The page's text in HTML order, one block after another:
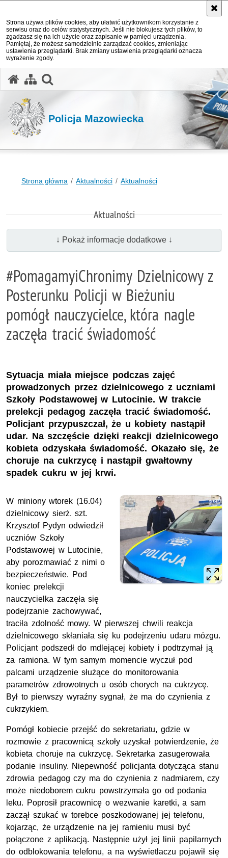
Strona używa plików cookies, aby ułatwić użytkownikom korzystanie z
serwisu oraz do celów statystycznych. Jeśli nie blokujesz tych plików, to
zgadzasz się na ich użycie oraz zapisanie w pamięci urządzenia.
Pamiętaj, że możesz samodzielnie zarządzać cookies, zmieniając
ustawienia przeglądarki. Brak zmiany ustawienia przeglądarki oznacza
wyrażenie zgody.
Policja Mazowiecka
Strona główna Aktualności Aktualności
Aktualności
↓ Pokaż informacje dodatkowe ↓
#PomagamyiChronimy Dzielnicowy z
Posterunku Policji w Bieżuniu
pomógł nauczycielce, która nagle
zaczęła tracić świadomość
Sytuacja miała miejsce podczas zajęć
prowadzonych przez dzielnicowego z uczniami
Szkoły Podstawowej w Lutocinie. W trakcie
prelekcji pedagog zaczęła tracić świadomość.
Policjant przypuszczał, że u kobiety nastąpił
udar. Na szczęście dzięki reakcji dzielnicowego
kobieta odzyskała świadomość. Okazało się, że
choruje na cukrzycę i nastąpił gwałtowny
spadek cukru w jej krwi.
W miniony wtorek (16.04)
dzielnicowy sierż. szt.
Krzysztof Pydyn odwiedził
uczniów Szkoły
Podstawowej w Lutocinie,
aby porozmawiać z nimi o
bezpieczeństwie. Pod
koniec prelekcji
nauczycielka zaczęła się
podejrzanie zachowywać,
traciła zdolność mowy. W pierwszej chwili reakcja
dzielnicowego skłaniała się ku podejrzeniu udaru mózgu.
Policjant podszedł do mdlejącej kobiety i podtrzymał ją
za ramiona. W tym samym momencie wyczuł pod
palcami urządzenie służące do monitorowania
parametrów zdrowotnych u osób chorych na cukrzycę.
Był to pierwszy wyraźny sygnał, że ma do czynienia z
cukrzykiem.
Pomógł kobiecie przejść do sekretariatu, gdzie w
rozmowie z pracownicą szkoły uzyskał potwierdzenie, że
kobieta choruje na cukrzycę. Sekretarka zasugerowała
podanie insuliny. Niepewność policjanta dotycząca stanu
zdrowia pedagog czy ma do czynienia z nadmiarem, czy
może niedoborem cukru powstrzymała go od podania
leku. Poprosił pracownicę o wezwanie karetki, a sam
zaczął szukać w torebce poszkodowanej jej telefonu,
kojarząc, że urządzenie na jej ramieniu musi być
połączone z aplikacją. Następnie użył jej linii papilarnych
do odblokowania telefonu, a na wyświetlaczu pojawił się